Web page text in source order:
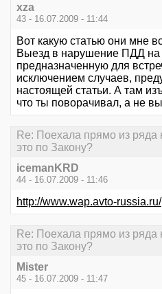
xza
43 - 16.07.2009 - 11:44
Вот какую статью они мне
Выезд в нарушение ПДД на
предназначенную для
исключением случаев,
настоящей статьи. А там
что ты поворачивал, а не
Re: Поехала прямо из ряда
это по Закону?
icemanKRD
44 - 16.07.2009 - 11:46
http://www.wap.avto-russia.ru/
Re: Поехала прямо из ряда
это по Закону?
Mister
45 - 16.07.2009 - 11:47